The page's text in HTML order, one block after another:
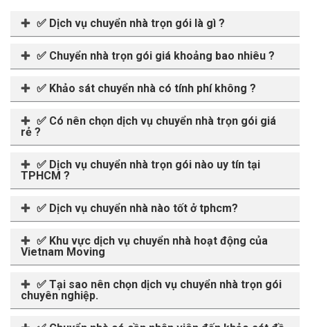
✅ Dịch vụ chuyển nhà trọn gói là gì ?
✅ Chuyển nhà trọn gói giá khoảng bao nhiêu ?
✅ Khảo sát chuyển nhà có tính phí không ?
✅ Có nên chọn dịch vụ chuyển nhà trọn gói giá
rẻ ?
✅ Dịch vụ chuyển nhà trọn gói nào uy tín tại
TPHCM ?
✅ Dịch vụ chuyển nhà nào tốt ở tphcm?
✅ Khu vực dịch vụ chuyển nhà hoạt động của
Vietnam Moving
✅ Tại sao nên chọn dịch vụ chuyển nhà trọn gói
chuyên nghiệp.